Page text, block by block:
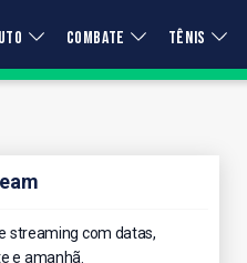
COMBATE TÊNIS
streaming com datas,
e amanhã.